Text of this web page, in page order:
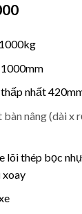
nhất
nâng (dài x
lõi thép bọc
xoay